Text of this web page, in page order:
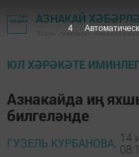
АЗНАКАЙ
"Маяк" газетасы - Азнакай
ЮЛ ХӘРӘКӘТЕ
Азнакайда иң
билгеләнде
ГУЗЕЛЬ КУРБАНОВА, 14
3